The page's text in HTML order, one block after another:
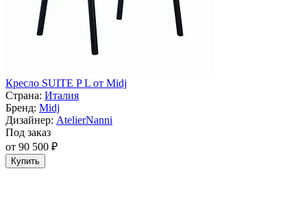
Кресло SUITE P L от Midj
Страна: Италия
Бренд: Midj
Дизайнер: AtelierNanni
Под заказ
от 90 500 ₽
Купить